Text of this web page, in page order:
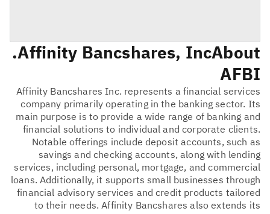
About
Affinity Bancshares, Inc.
AFBI
Affinity Bancshares Inc. represents a financial services
company primarily operating in the banking sector. Its
main purpose is to provide a wide range of banking and
financial solutions to individual and corporate clients.
Notable offerings include deposit accounts, such as
savings and checking accounts, along with lending
services, including personal, mortgage, and commercial
loans. Additionally, it supports small businesses through
financial advisory services and credit products tailored
to their needs. Affinity Bancshares also extends its